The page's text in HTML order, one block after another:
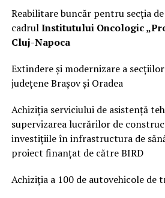
Reabilitare buncăr pentru secția
cadrulInstitutului Oncologic
Cluj-Napoca
Extindere și modernizare a
județene Brașov și Oradea
Achiziția serviciului de asistență
supervizarea lucrărilor de
investițiile în infrastructura de
proiect finanțat de către BIRD
Achiziția a 100 de autovehicole de